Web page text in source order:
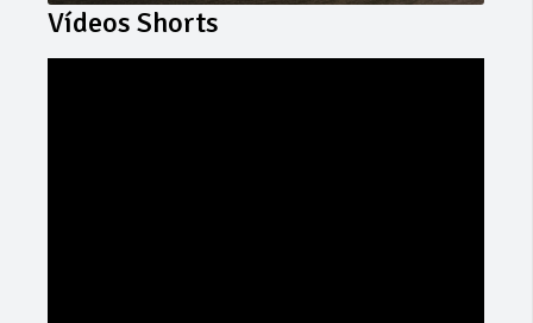
Vídeos Shorts